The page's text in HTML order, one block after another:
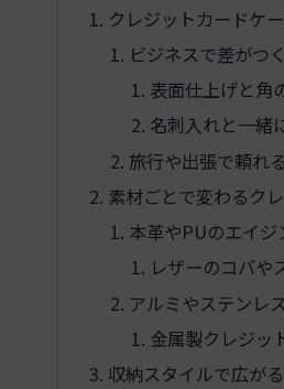
クレジットカードケ
ビジネスで差がつ
表面仕上げと角
名刺入れと一緒
旅行や出張で頼れ
素材ごとで変わるク
本革やPUのエイ
レザーのコバや
アルミやステンレ
金属製クレジッ
収納スタイルで広が